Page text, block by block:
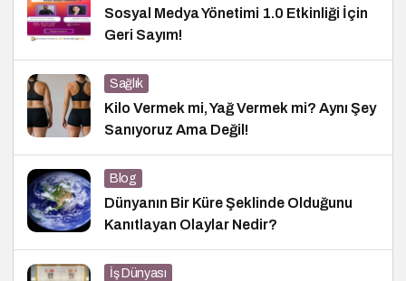
Sosyal Medya Yönetimi 1.0 Etkinliği İçin
Geri Sayım!
Sağlık
Kilo Vermek mi, Yağ Vermek mi? Aynı Şey
Sanıyoruz Ama Değil!
Blog
Dünyanın Bir Küre Şeklinde Olduğunu
Kanıtlayan Olaylar Nedir?
İş Dünyası